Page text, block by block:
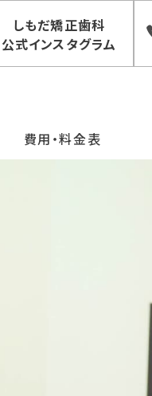
しもだ矯正歯科
公式インスタグラム
費用・料金表